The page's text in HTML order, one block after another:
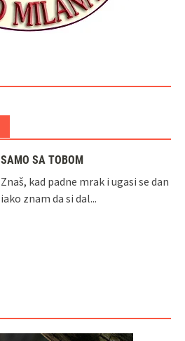
SAMO SA TOBOM
Znaš, kad padne mrak i ugasi se dan
iako znam da si dal...